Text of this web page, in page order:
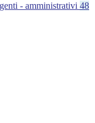
- amministrativi 48